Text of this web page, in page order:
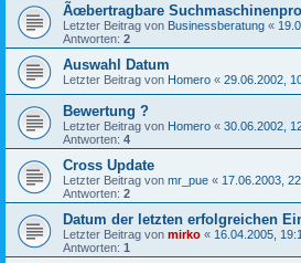
Ãœbertragbare
Letzter Beitrag von Businessberatung «
Antworten: 2
Auswahl Datum
Letzter Beitrag von Homero « 29.06.2002,
Bewertung ?
Letzter Beitrag von Homero « 30.06.2002,
Antworten: 4
Cross Update
Letzter Beitrag von mr_pue « 17.06.2003,
Antworten: 2
Datum der letzten erfolgreichen
Letzter Beitrag von mirko « 16.04.2005,
Antworten: 1